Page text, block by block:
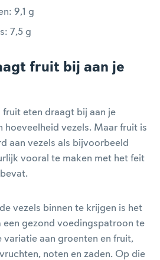
9,1 g
7,5 g
fruit bij aan je
eten draagt bij aan je
hoeveelheid vezels. Maar fruit is
aan vezels als bijvoorbeeld
vooral te maken met het feit
vezels binnen te krijgen is het
gezond voedingspatroon te
variatie aan groenten en fruit,
noten en zaden. Op die